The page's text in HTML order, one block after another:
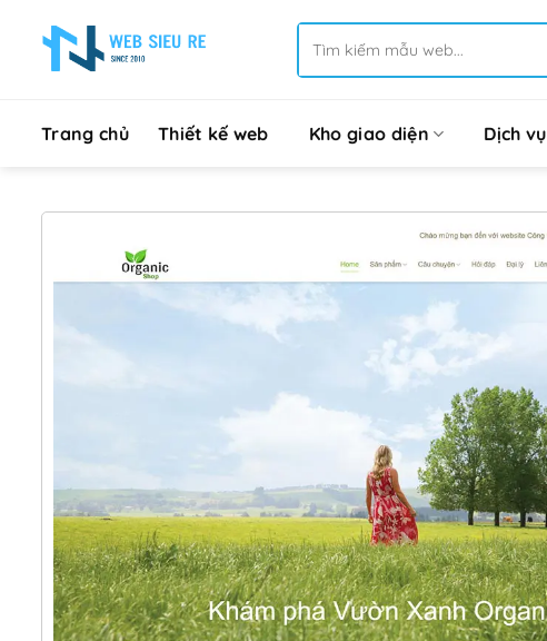
kiếm:
Trang chủ Thiết kế web Kho giao diện Dịch vụ